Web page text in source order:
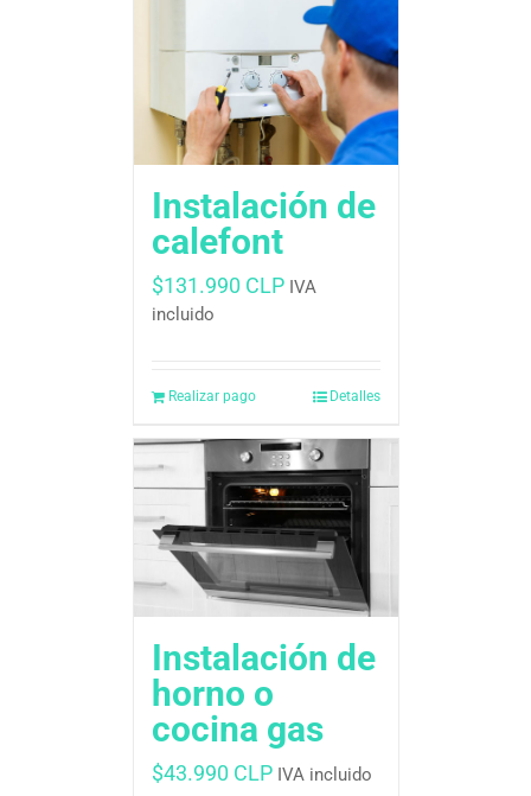
Instalación de
calefont
$131.990 CLP IVA
incluido
Realizar pago Detalles
Instalación de
horno o
cocina gas
$43.990 CLP IVA incluido